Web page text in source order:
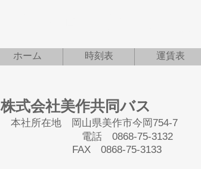
ホーム 時刻表 運賃表
株式会社美作共同バス
​ 本社所在地
岡山県美作市今岡754-7
電話 0868-75-3132
FAX 0868-75-3133